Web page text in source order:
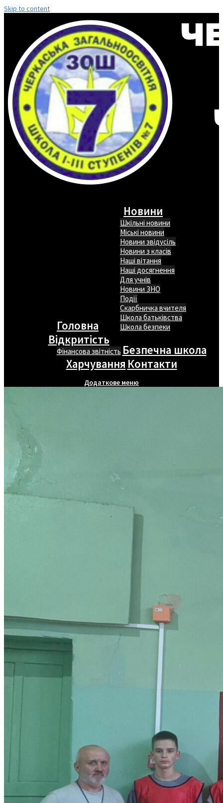
Skip to content
Головна
Новини
Шкільні новини
Міські новини
Новини звідусіль
Новини з класів
Наші вітання
Наші досягнення
Для учнів
Новини ЗНО
Події
Скарбничка вчителя
Школа батьківства
Школа безпеки
Відкритість
Фінансова звітність Безпечна школа
Харчування Контакти
Додаткове меню